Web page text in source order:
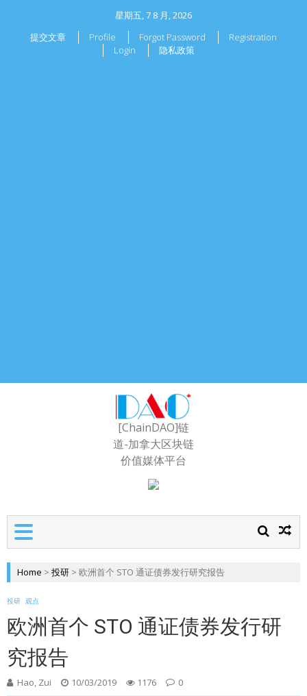
星期五, 7 8 月, 2026
提交文章
Profile Forgot Password
Registration
Login
隐私政策
[ChainDAO]链
道-加拿大区块链
价值媒体平台
Home > 投研 > 欧洲首个 STO 通证债券发行研究报告
投研 观点
欧洲首个 STO 通证债券发行研
究报告
Hao, Zui 10/03/2019 1176 0